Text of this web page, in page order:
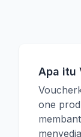
Apa itu
one